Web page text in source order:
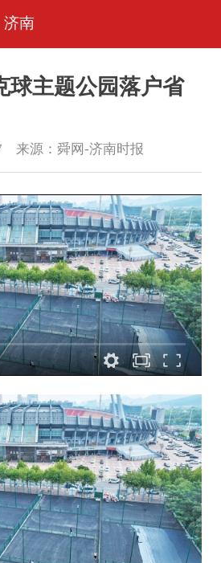
济南
球主题公园落户省
来源： 舜网-济南时报